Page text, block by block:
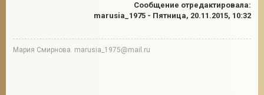
Сообщение отредактировала:
marusia_1975 - Пятница, 20.11.2015, 10:32
Мария Смирнова. marusia_1975@mail.ru